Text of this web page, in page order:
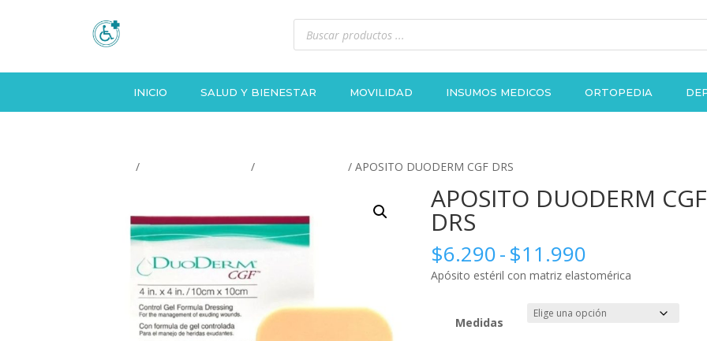
Búsqueda
productos
INICIO SALUD Y BIENESTAR MOVILIDAD INSUMOS MEDICOS ORTOPEDIA
/ / / APOSITO DUODERM CGF DRS
APOSITO DUODERM CGF
DRS
$6.290-$11.990
de
precios:
desde
$6.290
Apósito estéril con matriz elastomérica
Medidas